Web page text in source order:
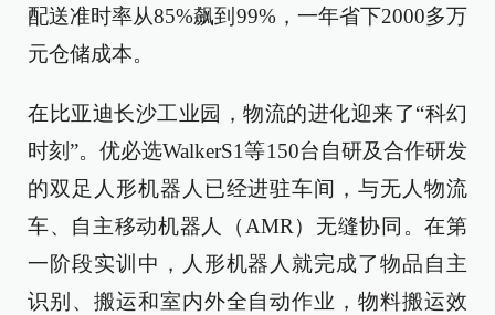
配送准时率从85%飙到99%，一年省下2000多万
元仓储成本。
在比亚迪长沙工业园，物流的进化迎来了“科幻
时刻”。优必选WalkerS1等150台自研及合作研发
的双足人形机器人已经进驻车间，与无人物流
车、自主移动机器人（AMR）无缝协同。在第
一阶段实训中，人形机器人就完成了物品自主
识别、搬运和室内外全自动作业，物料搬运效